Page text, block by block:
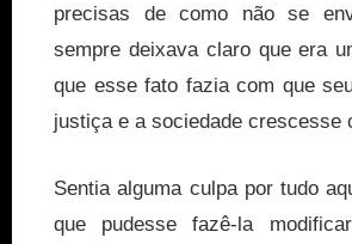
precisas de como não se
sempre deixava claro que era
que esse fato fazia com que
justiça e a sociedade crescesse
Sentia alguma culpa por tudo
que pudesse fazê-la